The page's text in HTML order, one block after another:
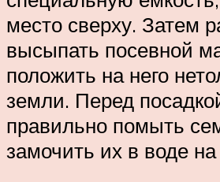
место сверху. Затем
высыпать посевной
положить на него
земли. Перед
правильно помыть
замочить их в воде на